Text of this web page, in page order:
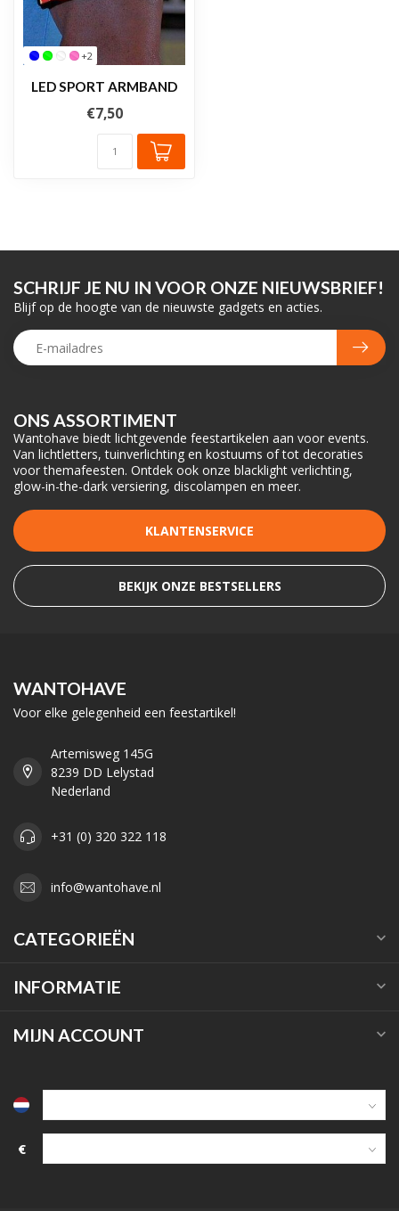
+2
LED SPORT ARMBAND
€7,50
ONS ASSORTIMENT
Wantohave biedt lichtgevende feestartikelen aan voor events.
Van lichtletters, tuinverlichting en kostuums of tot decoraties
voor themafeesten. Ontdek ook onze blacklight verlichting,
glow-in-the-dark versiering, discolampen en meer.
KLANTENSERVICE
BEKIJK ONZE BESTSELLERS
SCHRIJF JE NU IN VOOR ONZE NIEUWSBRIEF!
Blijf op de hoogte van de nieuwste gadgets en acties.
WANTOHAVE
Voor elke gelegenheid een feestartikel!
Artemisweg 145G
8239 DD Lelystad
Nederland
+31 (0) 320 322 118
info@wantohave.nl
CATEGORIEËN
INFORMATIE
MIJN ACCOUNT
€